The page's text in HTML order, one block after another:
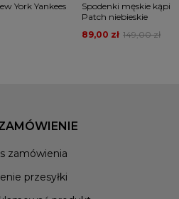
York Yankees
Spodenki męskie
Patch niebieskie
149,00 zł
89,00 zł
zamówienia
przesyłki